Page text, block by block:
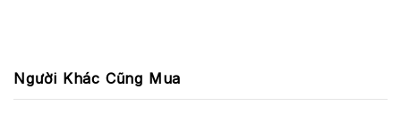
Người Khác Cũng Mua